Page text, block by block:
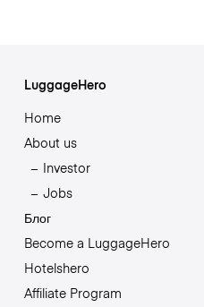
LuggageHero
Home
About us
Investor
Jobs
Блог
Become a LuggageHero
Hotelshero
Affiliate Program